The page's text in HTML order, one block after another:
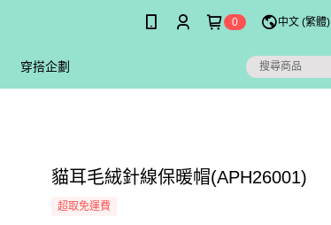
0 中文 (繁體)
穿搭企劃
貓耳毛絨針線保暖帽(APH26001)
超取免運費